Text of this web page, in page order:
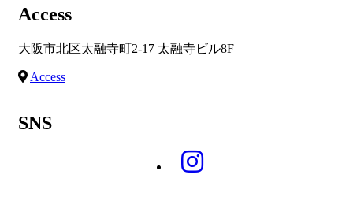
Access
大阪市北区太融寺町2-17 太融寺ビル8F
Access
SNS